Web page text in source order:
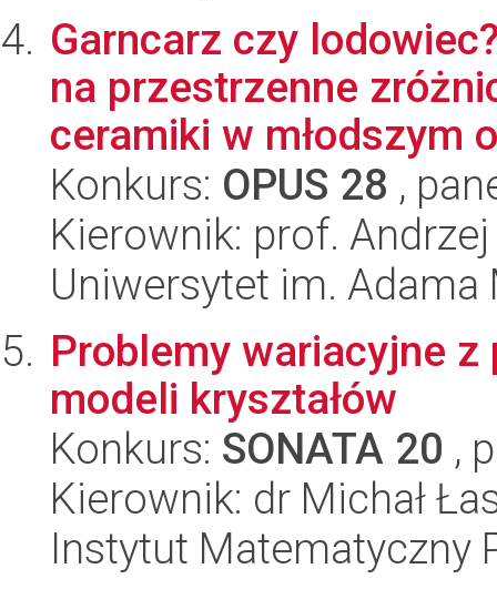
Garncarz czy
na przestrzenne
ceramiki w młodszym
Konkurs: OPUS 28 ,
Kierownik: prof.
Uniwersytet im.
Problemy wariacyjne
modeli kryształów
Konkurs: SONATA 20 ,
Kierownik: dr Michał
Instytut Matematyczny